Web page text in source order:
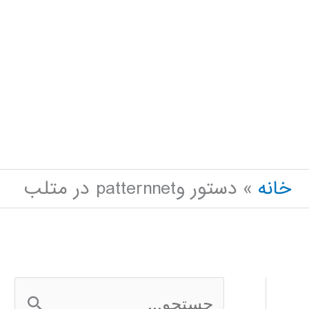
خانه
دستور وpatternnet در متلب